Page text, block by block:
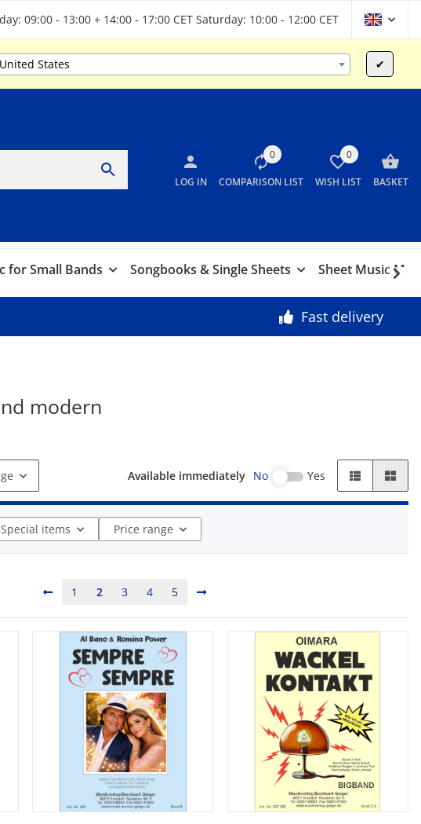
09:00 - 13:00 + 14:00 - 17:00 CET Saturday: 10:00 - 12:00 CET
United States ✔
LOG IN
0
COMPARISON LIST
0
WISH LIST BASKET
for Small Bands Songbooks & Single Sheets Sheet Music
Fast delivery
modern
Available immediately No Yes
Special items Price range
1 2 3 4 5